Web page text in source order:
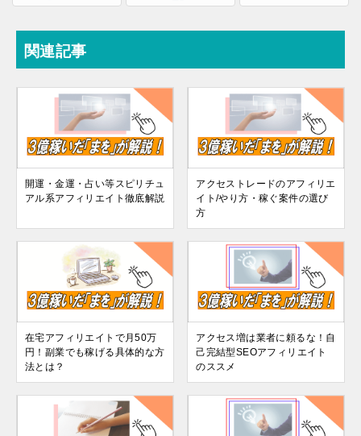
関連記事
開運・金運・占い等スピリチュ
アル系アフィリエイト徹底解説
アクセストレードのアフィリエ
イト/やり方・稼ぐ案件の選び
方
在宅アフィリエイトで月50万
円！副業でも稼げる具体的な方
法とは？
アクセス増は業者に頼るな！自
己完結型SEOアフィリエイト
のススメ